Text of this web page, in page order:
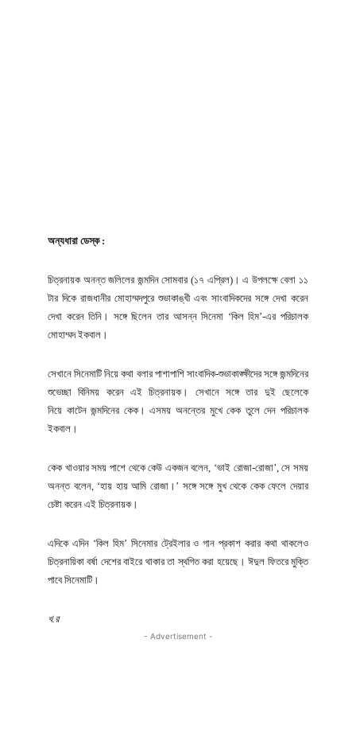
অন্যধারা ডেস্ক :
চিত্রনায়ক অনন্ত জলিলের জন্মদিন সোমবার (১৭ এপ্রিল)। এ উপলক্ষে বেলা ১১
টার দিকে রাজধানীর মোহাম্মদপুরে শুভাকাঙ্খী এবং সাংবাদিকদের সঙ্গে দেখা করেন
দেখা করেন তিনি। সঙ্গে ছিলেন তার আসন্ন সিনেমা ‘কিল হিম’-এর পরিচালক
মোহাম্মদ ইকবাল।
সেখানে সিনেমাটি নিয়ে কথা বলার পাশাপাশি সাংবাদিক-শুভাকাঙ্ক্ষীদের সঙ্গে জন্মদিনের
শুভেচ্ছা বিনিময় করেন এই চিত্রনায়ক। সেখানে সঙ্গে তার দুই ছেলেকে
নিয়ে কাটেন জন্মদিনের কেক। এসময় অনন্তের মুখে কেক তুলে দেন পরিচালক
ইকবাল।
কেক খাওয়ার সময় পাশে থেকে কেউ একজন বলেন, ‘ভাই রোজা-রোজা’, সে সময়
অনন্ত বলেন, ‘হায় হায় আমি রোজা।’ সঙ্গে সঙ্গে মুখ থেকে কেক ফেলে দেয়ার
চেষ্টা করেন এই চিত্রনায়ক।
এদিকে এদিন ‘কিল হিম’ সিনেমার ট্রেইলার ও গান প্রকাশ করার কথা থাকলেও
চিত্রনায়িকা বর্ষা দেশের বাইরে থাকার তা স্থগিত করা হয়েছে। ঈদুল ফিতরে মুক্তি
পাবে সিনেমাটি।
খ.র
- Advertisement -